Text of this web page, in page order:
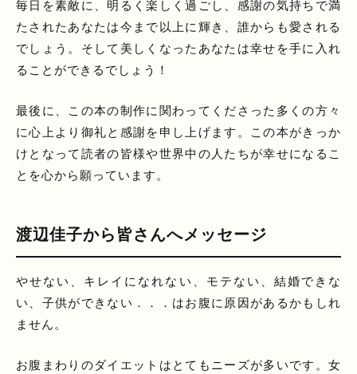
毎日を素敵に、明るく楽しく過ごし、感謝の気持ちで満
たされたあなたは今まで以上に輝き、誰からも愛される
でしょう。そして美しくなったあなたは幸せを手に入れ
ることができるでしょう！
最後に、この本の制作に関わってくださった多くの方々
に心上より御礼と感謝を申し上げます。この本がきっか
けとなって読者の皆様や世界中の人たちが幸せになるこ
とを心から願っています。
渡辺佳子から皆さんへメッセージ
やせない、キレイになれない、モテない、結婚できな
い、子供ができない．．．はお腹に原因があるかもしれ
ません。
お腹まわりのダイエットはとてもニーズが多いです。女